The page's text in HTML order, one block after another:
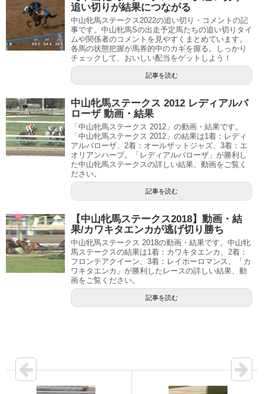
追い切りが結果につながる
中山牝馬ステークス2022の追い切り・コメントの記
事です。中山牝馬Sの出走予定馬たちの追い切りタイ
ムや関係者のコメントを見やすくまとめています。
各馬の状態把握が馬券的中のカギを握る。しっかり
チェックして、おいしい配当をゲットしよう！
記事を読む
中山牝馬ステークス 2012 レディアルバ
ローザ 動画・結果
「中山牝馬ステークス 2012」の動画・結果です。
「中山牝馬ステークス 2012」の結果は1着：レディ
アルバローザ、2着：オールザットジャズ、3着：エ
オリアンハープ。「レディアルバローザ」が勝利し
た中山牝馬ステークスの詳しい結果、動画をご覧く
ださい。
記事を読む
【中山牝馬ステークス2018】動画・結
果/カワキタエンカが逃げ切り勝ち
中山牝馬ステークス 2018の動画・結果です。中山牝
馬ステークスの結果は1着：カワキタエンカ、2着：
フロンテアクイーン、3着：レイホーロマンス。「カ
ワキタエンカ」が勝利したレースの詳しい結果、動
画をご覧ください。
記事を読む